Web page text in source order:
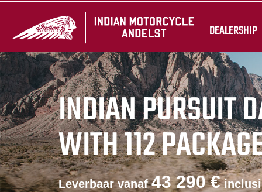
DEALERSHIP
INDIAN PURSUIT
WITH 112
Leverbaar vanaf43 290 €